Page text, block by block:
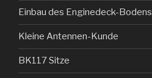
Einbau des Enginedeck-Bodens
Kleine Antennen-Kunde
BK117 Sitze